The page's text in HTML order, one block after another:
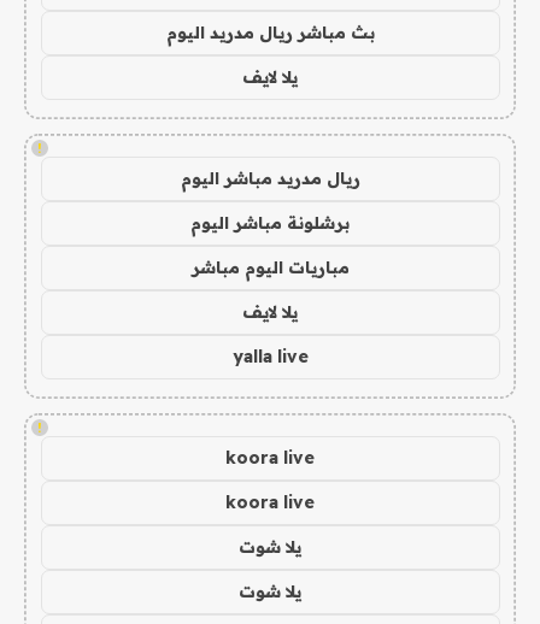
بث مباشر ريال مدريد اليوم
يلا لايف
!
ريال مدريد مباشر اليوم
برشلونة مباشر اليوم
مباريات اليوم مباشر
يلا لايف
yalla live
!
koora live
koora live
يلا شوت
يلا شوت